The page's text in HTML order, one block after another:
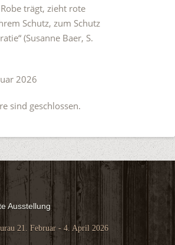
trägt, zieht rote
Schutz, zum Schutz
(Susanne Baer, S.
2026
sind geschlossen.
Ausstellung
21. Februar - 4. April 2026